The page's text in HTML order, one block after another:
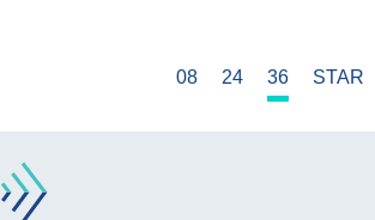
08 24 36 STAR